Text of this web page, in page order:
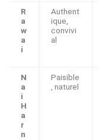
R
a
w
a
i
Authent
ique,
convivi
al
N
a
i
H
a
r
n
Paisible
, naturel